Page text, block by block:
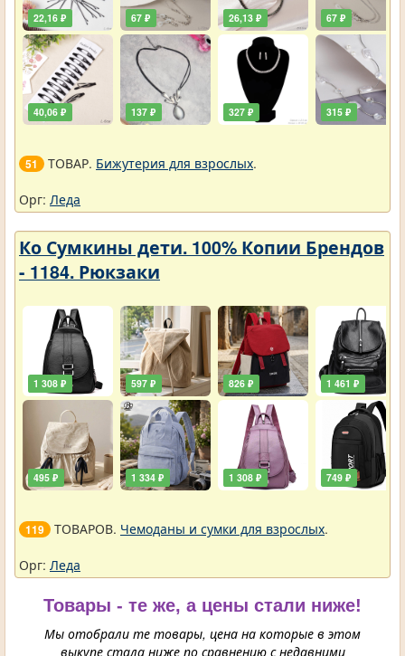
22,16 ₽
40,06 ₽
67 ₽
137 ₽
26,13 ₽
327 ₽
67 ₽
315 ₽
51 ТОВАР. Бижутерия для взрослых.
Орг: Леда
Ко Сумкины дети. 100% Копии Брендов
- 1184. Рюкзаки
1 308 ₽
495 ₽
597 ₽
1 334 ₽
826 ₽
1 308 ₽
1 461 ₽
749 ₽
119 ТОВАРОВ. Чемоданы и сумки для взрослых.
Орг: Леда
Товары - те же, а цены стали ниже!
Мы отобрали те товары, цена на которые в этом
выкупе стала ниже по сравнению с недавними